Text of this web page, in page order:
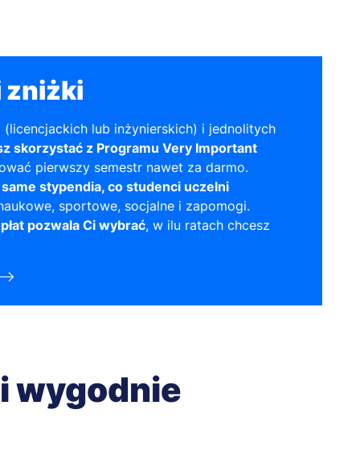
zniżki
(licencjackich lub inżynierskich) i jednolitych
skorzystać z Programu Very Important
pierwszy semestr nawet za darmo.
stypendia, co studenci uczelni
sportowe, socjalne i zapomogi.
pozwala Ci wybrać, w ilu ratach chcesz
wygodnie